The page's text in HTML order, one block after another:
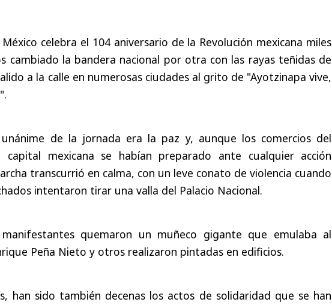
celebra el 104 aniversario de la Revolución mexicana miles
cambiado la bandera nacional por otra con las rayas teñidas de
a la calle en numerosas ciudades al grito de "Ayotzinapa vive,
unánime de la jornada era la paz y, aunque los comercios del
mexicana se habían preparado ante cualquier acción
transcurrió en calma, con un leve conato de violencia cuando
intentaron tirar una valla del Palacio Nacional.
quemaron un muñeco gigante que emulaba al
Peña Nieto y otros realizaron pintadas en edificios.
han sido también decenas los actos de solidaridad que se han